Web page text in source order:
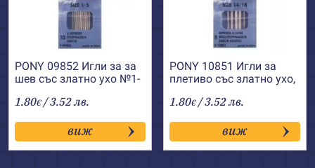
PONY 09852 Игли за за
шев със златно ухо №1-
1.80€ / 3.52 лв.
виж
PONY 10851 Игли за
плетиво със златно ухо,
1.80€ / 3.52 лв.
виж